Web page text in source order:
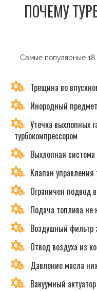
ПОЧЕМУ
Самые популярные 18
Трещина во
Инородный
Утечка выхлопных
турбокомпрессором
Выхлопная система
Клапан управления
Ограничен подвод
Подача топлива не
Воздушный фильтр
Отвод воздуха из
Давление масла
Вакуумный